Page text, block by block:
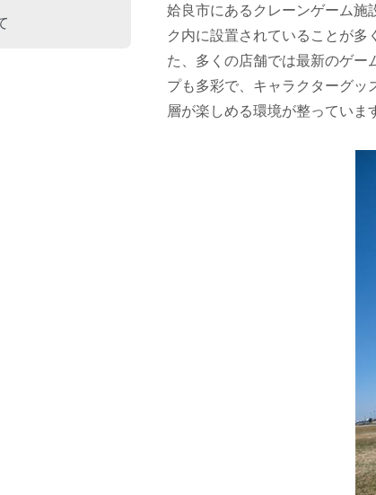
姶良市にあるクレーンゲーム施
ク内に設置されていることが多
た、多くの店舗では最新のゲー
プも多彩で、キャラクターグッ
層が楽しめる環境が整っていま